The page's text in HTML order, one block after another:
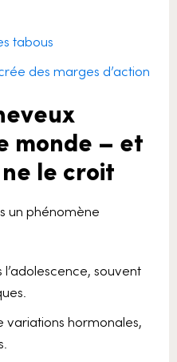
tabous
des marges d’action
monde – et
le croit
un phénomène
souvent
variations hormonales,